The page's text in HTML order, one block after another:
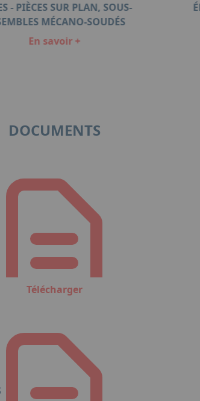
- PIÈCES SUR PLAN, SOUS-
MÉCANO-SOUDÉS
En savoir +
DOCUMENTS
Télécharger